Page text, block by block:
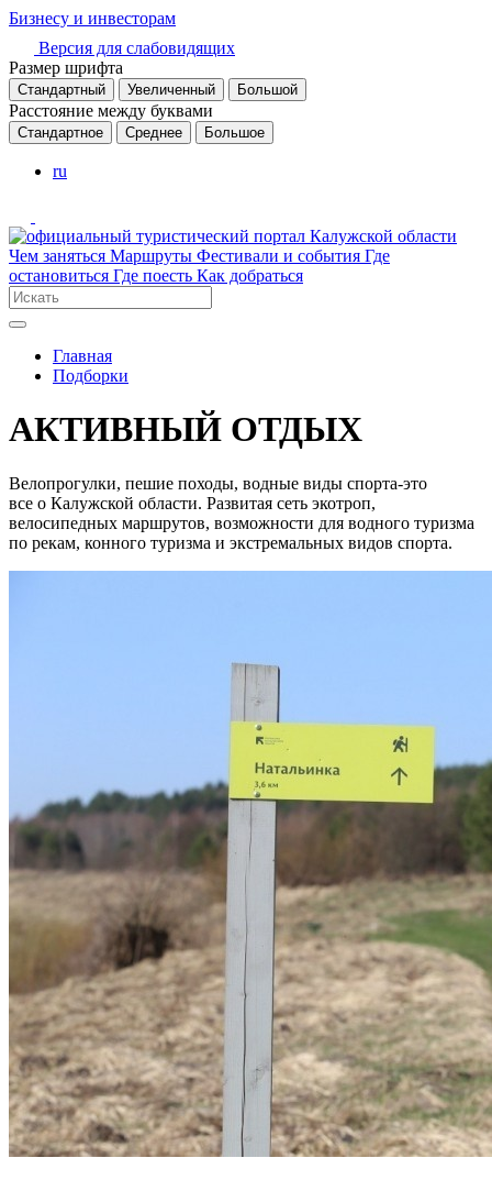
Бизнесу и инвесторам
Версия для слабовидящих
Размер шрифта
Стандартный Увеличенный Большой
Расстояние между буквами
Стандартное Среднее Большое
ru
Чем заняться Маршруты Фестивали и события Где
остановиться Где поесть Как добраться
Главная
Подборки
АКТИВНЫЙ ОТДЫХ
Велопрогулки, пешие походы, водные виды спорта-это
все о Калужской области. Развитая сеть экотроп,
велосипедных маршрутов, возможности для водного туризма
по рекам, конного туризма и экстремальных видов спорта.